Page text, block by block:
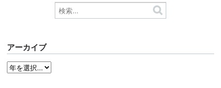
アーカイブ